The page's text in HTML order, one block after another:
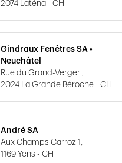
2074 Laténa - CH
Gindraux Fenêtres SA •
Neuchâtel
Rue du Grand-Verger ,
2024 La Grande Béroche - CH
André SA
Aux Champs Carroz 1,
1169 Yens - CH